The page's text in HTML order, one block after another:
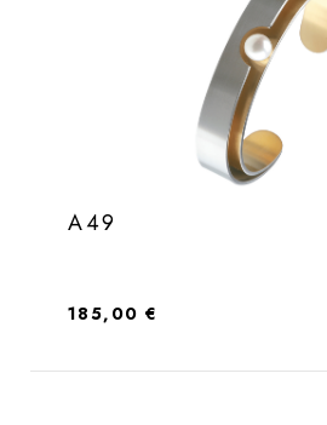
A49
Regulärer Preis:
185,00 €